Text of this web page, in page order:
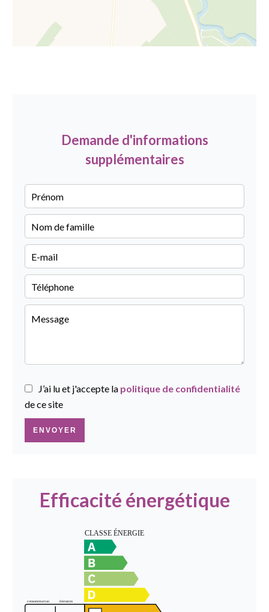
Demande d'informations
supplémentaires
J’ai lu et j'accepte la politique de confidentialité
de ce site
ENVOYER
Efficacité énergétique